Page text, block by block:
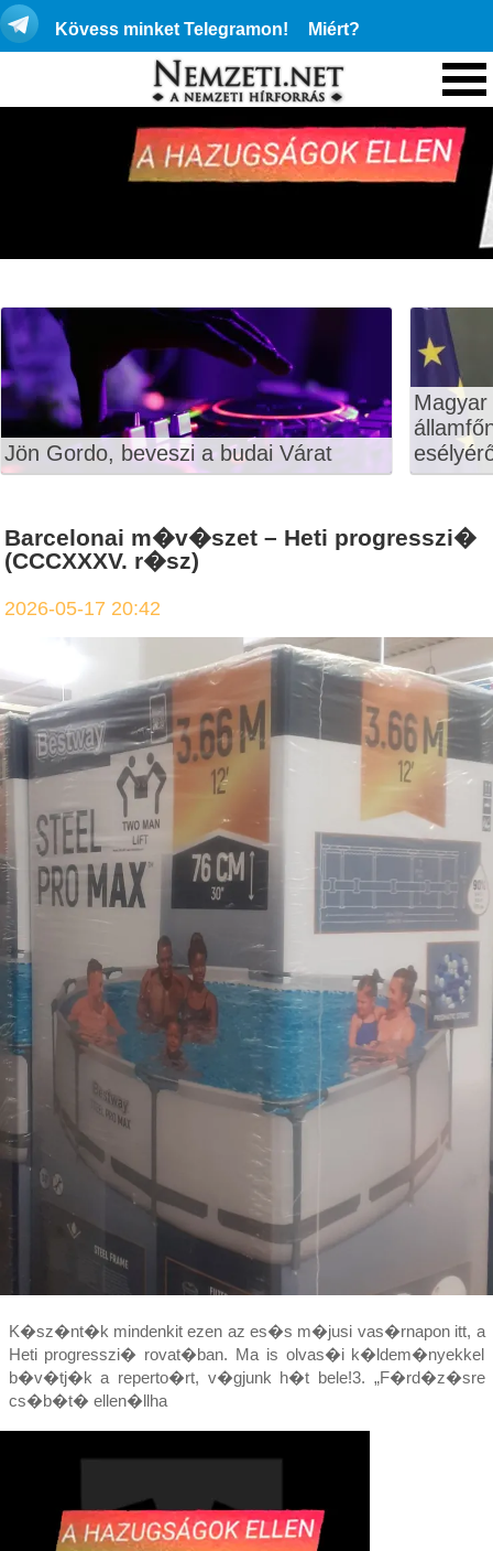
Kövess minket Telegramon! Miért?
Jön Gordo, beveszi a budai Várat
Barcelonai m�v�szet – Heti progresszi�
(CCCXXXV. r�sz)
2026-05-17 20:42
K�sz�nt�k mindenkit ezen az es�s m�jusi vas�rnapon itt, a
Heti progresszi� rovat�ban. Ma is olvas�i k�ldem�nyekkel
b�v�tj�k a reperto�rt, v�gjunk h�t bele!3. „F�rd�z�sre
cs�b�t� ellen�llha